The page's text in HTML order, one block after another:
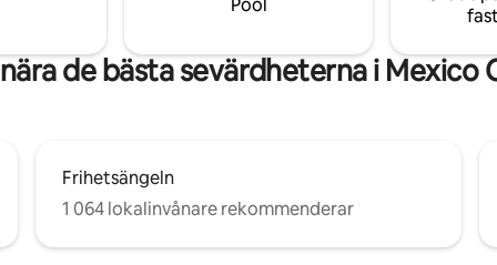
Pool
de bästa sevärdheterna i Mexico
Frihetsängeln
1 064 lokalinvånare rekommenderar